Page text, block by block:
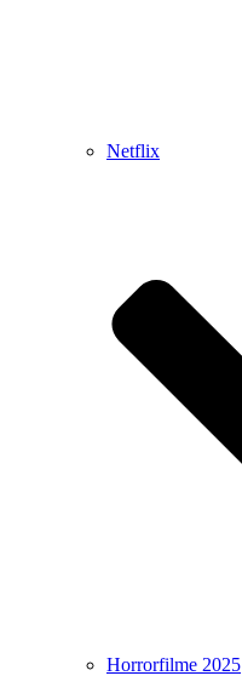
Netflix
Horrorfilme 2025